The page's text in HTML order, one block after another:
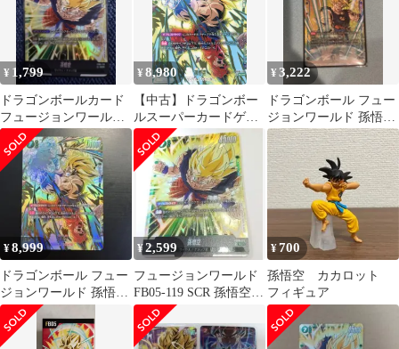
¥ 1,799
ドラゴンボールカード
フュージョンワールド
未知なる冒険 孫悟空
SCR
¥8,980
【中古】ドラゴンボー
ルスーパーカードゲー
ム FB05-119[SCR☆]：
孫悟空
¥3,222
ドラゴンボール フュー
ジョンワールド 孫悟
空 FB05-030 パラレル
¥8,999
ドラゴンボール フュー
ジョンワールド 孫悟
空 FB05-119 scr シク
パラ
¥2,599
フュージョンワールド
FB05-119 SCR 孫悟空
シークレット 未使用 ★
¥700
孫悟空 カカロット
フィギュア